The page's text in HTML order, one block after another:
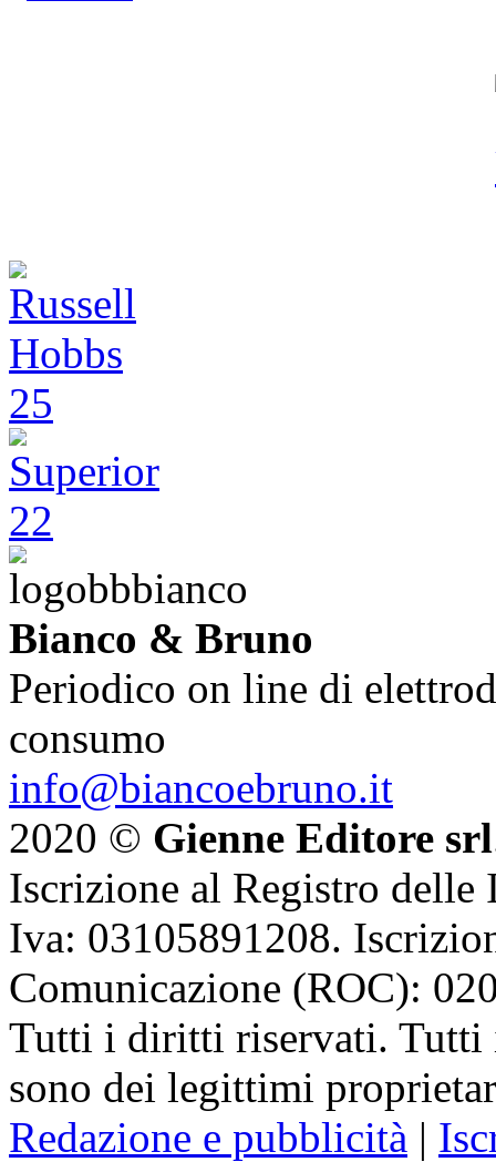
Bianco & Bruno
Periodico on line di
consumo
info@biancoebruno.it
2020 © Gienne Editore srl
Iscrizione al Registro delle
Iva: 03105891208.
Comunicazione (ROC):
Tutti i diritti riservati. Tutti
sono dei legittimi
Redazione e pubblicità |